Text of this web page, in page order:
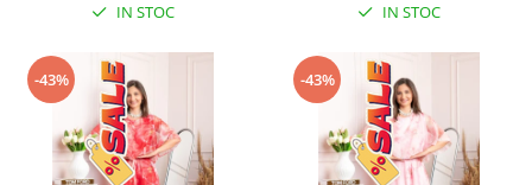
IN STOC IN STOC
-43% -43%